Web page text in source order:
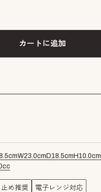
カートに追加
cmW23.0cm D18.5cm H 10.0cm
cc
止め推奨 電子レンジ対応